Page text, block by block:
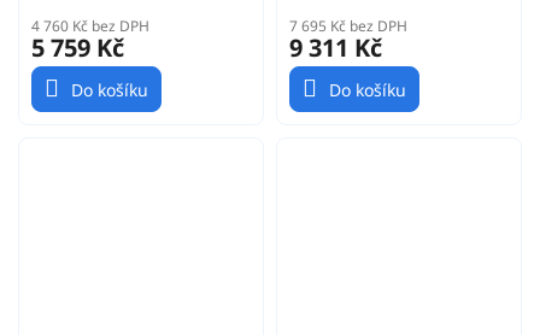
4 760 Kč bez DPH
5 759 Kč
Do košíku
7 695 Kč bez DPH
9 311 Kč
Do košíku